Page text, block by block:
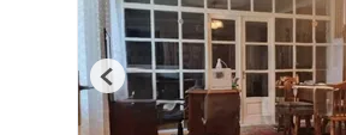
Previous